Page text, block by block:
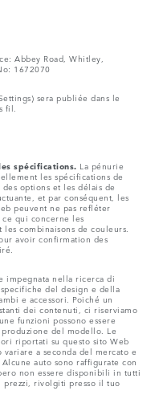
Abbey Road, Whitley,
1672070
sera publiée dans le
fil.
spécifications. La pénurie
les spécifications de
options et les délais de
et par conséquent, les
peuvent ne pas refléter
qui concerne les
combinaisons de couleurs.
avoir confirmation des
impegnata nella ricerca di
del design e della
e accessori. Poiché un
dei contenuti, ci riserviamo
funzioni possono essere
del modello. Le
riportati su questo sito Web
a seconda del mercato e
auto sono raffigurate con
non essere disponibili in tutti
prezzi, rivolgiti presso il tuo